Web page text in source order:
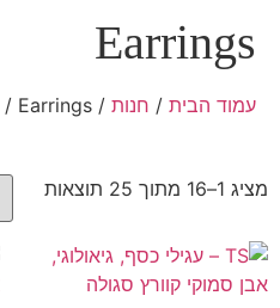
Earrings
עמוד הבית / חנות /
/ Earrings
מציג 1–16 מתוך 25 תוצאות